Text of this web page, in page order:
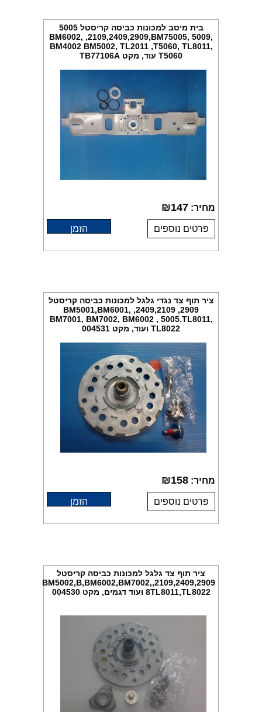
בית מיסב למכונות כביסה קריסטל 5005
BM6002, ,2109,2409,2909,BM75005, 5009,
BM4002 BM5002, TL2011 ,T5060, TL8011,
T5060 עוד, מקט TB77106A
מחיר: ₪147
פרטים נוספים הזמן
ציר תוף צד נגדי גלגל למכונות כביסה קריסטל
2909, 2409,2109, BM5001,BM6001,
BM7001, BM7002, BM6002 , 5005.TL8011,
TL8022 ועוד, מקט 004531
מחיר: ₪158
פרטים נוספים הזמן
ציר תוף צד גלגל למכונות כביסה קריסטל
2109,2409,2909,BM5002,B,BM6002,BM7002,
8TL8011,TL8022 ועוד דגמים, מקט 004530